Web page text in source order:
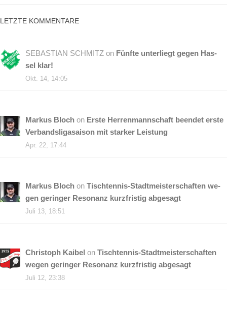
LETZ­TE KOMMENTARE
SEBASTIAN SCHMITZ on Fünf­te un­ter­liegt ge­gen Has­
sel klar!
Okt. 14, 14:05
Markus Bloch on Ers­te Her­ren­mann­schaft be­en­det ers­te
Ver­bands­li­ga­sai­son mit star­ker Leistung
Apr. 22, 17:44
Markus Bloch on Tisch­ten­nis-Stadt­meis­ter­schaf­ten we­
gen ge­rin­ger Re­so­nanz kurz­fris­tig abgesagt
Juli 13, 18:51
Christoph Kaibel on Tisch­ten­nis-Stadt­meis­ter­schaf­ten
we­gen ge­rin­ger Re­so­nanz kurz­fris­tig abgesagt
Juli 12, 23:38